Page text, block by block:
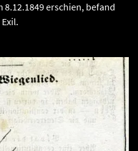
8.12.1849 erschien, befand